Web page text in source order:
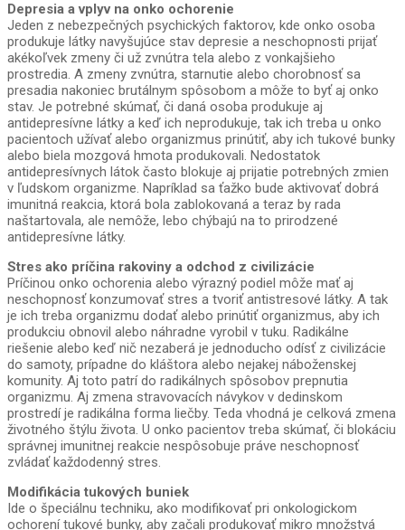
Depresia a vplyv na onko ochorenie
Jeden z nebezpečných psychických faktorov, kde onko osoba
produkuje látky navyšujúce stav depresie a neschopnosti prijať
akékoľvek zmeny či už zvnútra tela alebo z vonkajšieho
prostredia. A zmeny zvnútra, starnutie alebo chorobnosť sa
presadia nakoniec brutálnym spôsobom a môže to byť aj onko
stav. Je potrebné skúmať, či daná osoba produkuje aj
antidepresívne látky a keď ich neprodukuje, tak ich treba u onko
pacientoch užívať alebo organizmus prinútiť, aby ich tukové bunky
alebo biela mozgová hmota produkovali. Nedostatok
antidepresívnych látok často blokuje aj prijatie potrebných zmien
v ľudskom organizme. Napríklad sa ťažko bude aktivovať dobrá
imunitná reakcia, ktorá bola zablokovaná a teraz by rada
naštartovala, ale nemôže, lebo chýbajú na to prirodzené
antidepresívne látky.
Stres ako príčina rakoviny a odchod z civilizácie
Príčinou onko ochorenia alebo výrazný podiel môže mať aj
neschopnosť konzumovať stres a tvoriť antistresové látky. A tak
je ich treba organizmu dodať alebo prinútiť organizmus, aby ich
produkciu obnovil alebo náhradne vyrobil v tuku. Radikálne
riešenie alebo keď nič nezaberá je jednoducho odísť z civilizácie
do samoty, prípadne do kláštora alebo nejakej náboženskej
komunity. Aj toto patrí do radikálnych spôsobov prepnutia
organizmu. Aj zmena stravovacích návykov v dedinskom
prostredí je radikálna forma liečby. Teda vhodná je celková zmena
životného štýlu života. U onko pacientov treba skúmať, či blokáciu
správnej imunitnej reakcie nespôsobuje práve neschopnosť
zvládať každodenný stres.
Modifikácia tukových buniek
Ide o špeciálnu techniku, ako modifikovať pri onkologickom
ochorení tukové bunky, aby začali produkovať mikro množstvá